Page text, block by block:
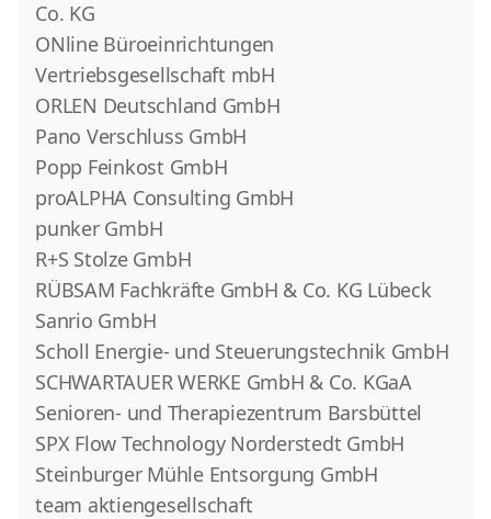
Co. KG
ONline Büroeinrichtungen
Vertriebsgesellschaft mbH
ORLEN Deutschland GmbH
Pano Verschluss GmbH
Popp Feinkost GmbH
proALPHA Consulting GmbH
punker GmbH
R+S Stolze GmbH
RÜBSAM Fachkräfte GmbH & Co. KG Lübeck
Sanrio GmbH
Scholl Energie- und Steuerungstechnik GmbH
SCHWARTAUER WERKE GmbH & Co. KGaA
Senioren- und Therapiezentrum Barsbüttel
SPX Flow Technology Norderstedt GmbH
Steinburger Mühle Entsorgung GmbH
team aktiengesellschaft